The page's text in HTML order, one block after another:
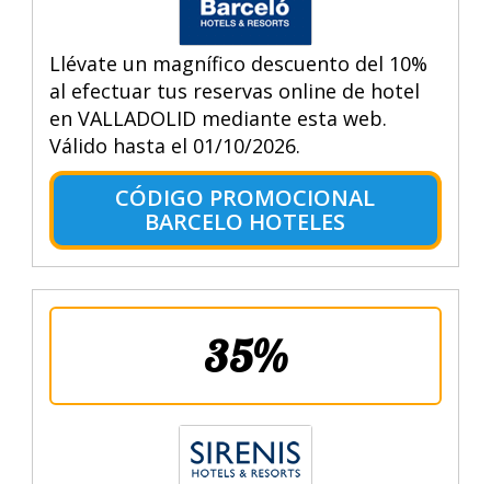
Llévate un magnífico descuento del 10%
al efectuar tus reservas online de hotel
en VALLADOLID mediante esta web.
Válido hasta el 01/10/2026.
CÓDIGO PROMOCIONAL
BARCELO HOTELES
35%